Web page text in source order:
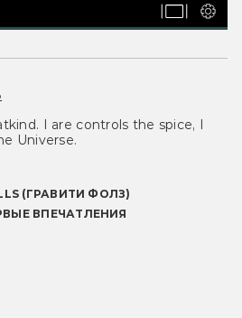
I are controls the spice, I
Universe.
(ГРАВИТИ ФОЛЗ)
ВПЕЧАТЛЕНИЯ